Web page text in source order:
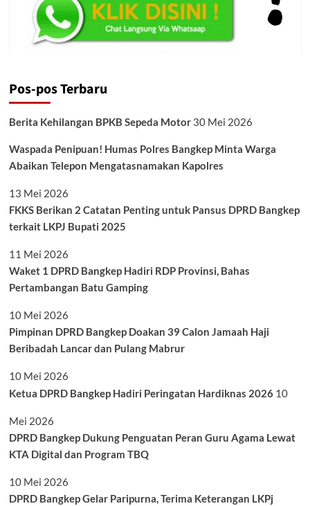
Pos-pos Terbaru
Berita Kehilangan BPKB Sepeda Motor 30 Mei 2026
Waspada Penipuan! Humas Polres Bangkep Minta Warga
Abaikan Telepon Mengatasnamakan Kapolres
13 Mei 2026
FKKS Berikan 2 Catatan Penting untuk Pansus DPRD Bangkep
terkait LKPJ Bupati 2025
11 Mei 2026
Waket 1 DPRD Bangkep Hadiri RDP Provinsi, Bahas
Pertambangan Batu Gamping
10 Mei 2026
Pimpinan DPRD Bangkep Doakan 39 Calon Jamaah Haji
Beribadah Lancar dan Pulang Mabrur
10 Mei 2026
Ketua DPRD Bangkep Hadiri Peringatan Hardiknas 2026 10
Mei 2026
DPRD Bangkep Dukung Penguatan Peran Guru Agama Lewat
KTA Digital dan Program TBQ
10 Mei 2026
DPRD Bangkep Gelar Paripurna, Terima Keterangan LKPj